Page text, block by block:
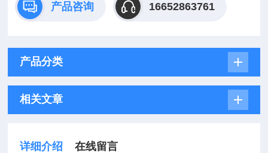
产品咨询 16652863761
产品分类
相关文章
详细介绍 在线留言